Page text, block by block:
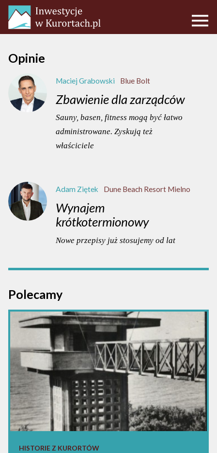
Opinie
Maciej Grabowski Blue Bolt
Zbawienie dla zarządców
Sauny, basen, fitness mogą być łatwo
administrowane. Zyskują też
właściciele
Adam Ziętek Dune Beach Resort Mielno
Wynajem
krótkotermionowy
Nowe przepisy już stosujemy od lat
Polecamy
HISTORIE Z KURORTÓW